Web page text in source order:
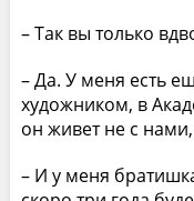
– Так вы только
– Да. У меня есть
художником, в
он живет не с
– И у меня